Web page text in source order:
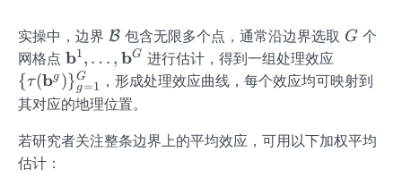
f
{b})
=0
实操中，边界 \m
ath
cal
{B}
B包含无限多个点，通常沿边界选取 G
G个
网格点 \math
bf{b}
^
ots,\m
b1, … , bG 进行估计，得到一组处理效应
{\t
ath
{τ(bg )}g=1
G
，形成处理效应曲线，每个效应均可映射到
其对应的地理位置。
若研究者关注整条边界上的平均效应，可用以下加权平均
估计：